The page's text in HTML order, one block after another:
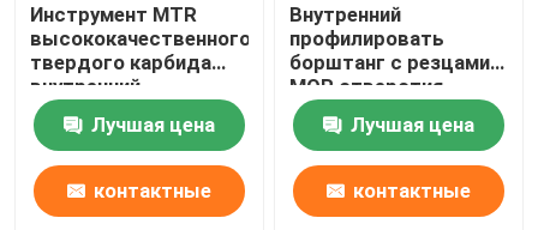
Инструмент MTR
высококачественного
твердого карбида
внутренний
поворачивая для
мини поворачивая
токарного станка
Лучшая цена
контактные
Внутренний
профилировать
борштанг с резцами
MQR отверстия
борштанг с резцами
карбида крошечный
Лучшая цена
контактные